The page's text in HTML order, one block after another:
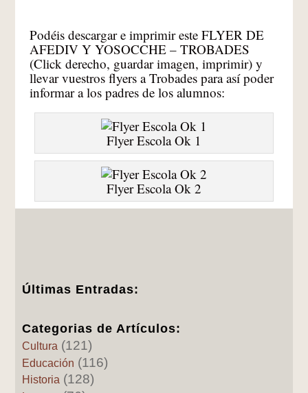
Podéis descargar e imprimir este FLYER DE
AFEDIV Y YOSOCCHE – TROBADES
(Click derecho, guardar imagen, imprimir) y
llevar vuestros flyers a Trobades para así poder
informar a los padres de los alumnos:
Flyer Escola Ok 1
Flyer Escola Ok 2
Últimas Entradas:
Categorias de Artículos:
Cultura (121)
Educación (116)
Historia (128)